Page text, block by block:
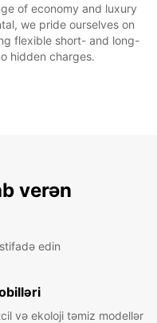
of economy and luxury
we pride ourselves on
flexible short- and long-
hidden charges.
verən
edin
və ekoloji təmiz modellər